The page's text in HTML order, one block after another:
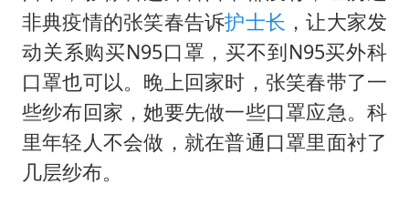
非典疫情的张笑春告诉护士长 ，让大家发
动关系购买N95口罩，买不到N95买外科
口罩也可以。晚上回家时，张笑春带了一
些纱布回家，她要先做一些口罩应急。科
里年轻人不会做，就在普通口罩里面衬了
几层纱布。